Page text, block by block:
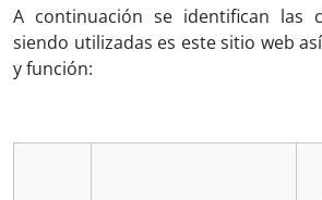
A continuación se identifican las
siendo utilizadas es este sitio web
y función: